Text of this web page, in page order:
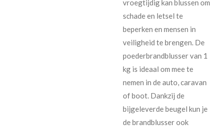
vroegtijdig kan blussen om
schade en letsel te
beperken en mensen in
veiligheid te brengen. De
poederbrandblusser van 1
kg is ideaal om mee te
nemen in de auto, caravan
of boot. Dankzij de
bijgeleverde beugel kun je
de brandblusser ook